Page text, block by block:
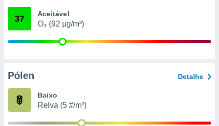
através
estudos
37 Aceitável
O₃ (92 µg/m³)
Pólen Detalhe
Baixo
Relva (5 #/m³)